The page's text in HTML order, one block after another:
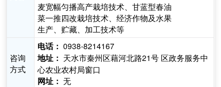
麦宽幅匀播高产栽培技术、甘蓝型春油
菜一推四改栽培技术、经济作物及水果
生产、贮藏、加工技术等
咨询
方式
电话： 0938-8214167
地址： 天水市秦州区藉河北路21号 区政务服务中
心农业农村局窗口
网址： 无